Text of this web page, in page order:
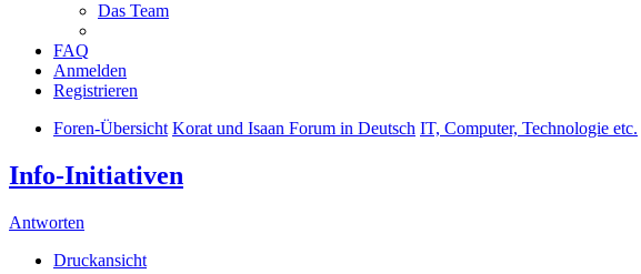
Das Team
FAQ
Anmelden
Registrieren
Foren-Übersicht Korat und Isaan Forum in Deutsch IT, Computer, Technologie etc.
Info-Initiativen
Antworten
Druckansicht